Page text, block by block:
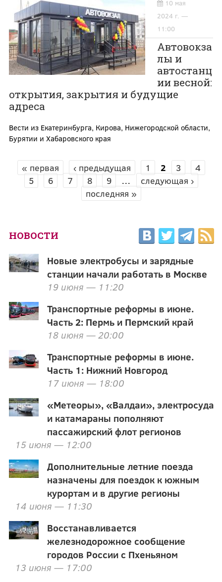
10 мая
2024 г. —
11:00
Автовокза
лы и
автостанц
ии весной:
открытия, закрытия и будущие
адреса
Вести из Екатеринбурга, Кирова, Нижегородской области,
Бурятии и Хабаровского края
СТРАНИЦЫ
« первая ‹ предыдущая 1 2 3
4
5
6 7 8 9 …
следующая ›
последняя »
НОВОСТИ
Новые электробусы и зарядные
станции начали работать в Москве
19 июня — 11:20
Транспортные реформы в июне.
Часть 2: Пермь и Пермский край
18 июня — 20:00
Транспортные реформы в июне.
Часть 1: Нижний Новгород
17 июня — 18:00
«Метеоры», «Валдаи», электросуда
и катамараны пополняют
пассажирский флот регионов
15 июня — 12:00
Дополнительные летние поезда
назначены для поездок к южным
курортам и в другие регионы
14 июня — 11:30
Восстанавливается
железнодорожное сообщение
городов России с Пхеньяном
13 июня — 17:00